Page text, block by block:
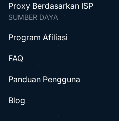
Proxy Berdasarkan ISP
SUMBER DAYA
Program Afiliasi
FAQ
Panduan Pengguna
Blog